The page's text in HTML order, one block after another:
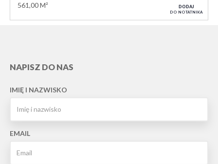
561,00 M² DODAJ
DO NOTATNIKA
NAPISZ DO NAS
IMIĘ I NAZWISKO
EMAIL